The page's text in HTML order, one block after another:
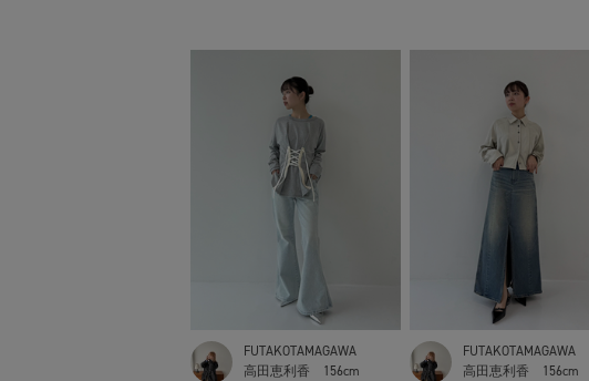
FUTAKOTAMAGAWA
高田恵利香
156cm
FUTAKOTAMAGAWA
高田恵利香
156cm